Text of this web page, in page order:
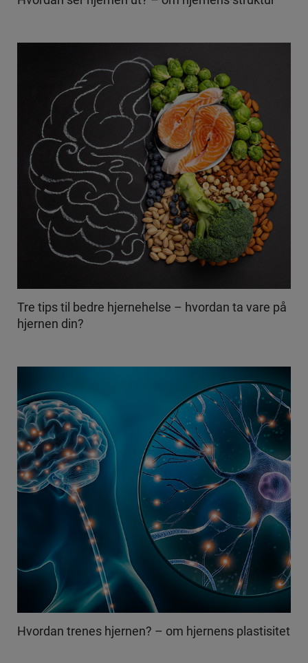
Tre tips til bedre hjernehelse – hvordan ta vare på
hjernen din?
Hvordan trenes hjernen? – om hjernens plastisitet